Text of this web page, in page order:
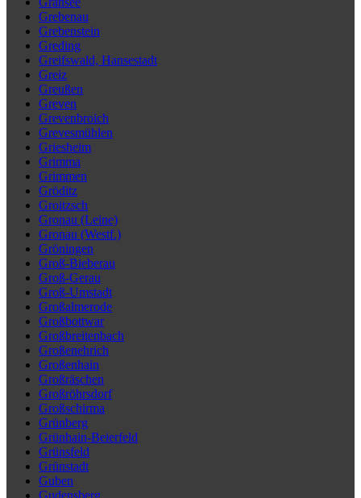
Grebenau
Grebenstein
Greding
Greifswald, Hansestadt
Greiz
Greußen
Greven
Grevenbroich
Grevesmühlen
Griesheim
Grimma
Grimmen
Gröditz
Groitzsch
Gronau (Leine)
Gronau (Westf.)
Gröningen
Groß-Bieberau
Groß-Gerau
Groß-Umstadt
Großalmerode
Großbottwar
Großbreitenbach
Großenehrich
Großenhain
Großräschen
Großröhrsdorf
Großschirma
Grünberg
Grünhain-Beierfeld
Grünsfeld
Grünstadt
Guben